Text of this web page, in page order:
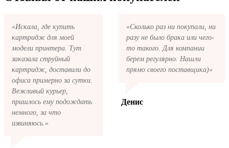
электронную почту придёт письмо с копией
чтобы оформить доставку. Если вы не
получили письмо с копией заказа,
пожалуйста, свяжитесь с нами через сервис
обратная связь, или позвоните.
«Искала, где купить
картридж для моей
модели принтера. Тут
заказала струйный
картридж, доставили до
офиса примерно за сутки.
Вежливый курьер,
пришлось ему подождать
немного, за что
извиняюсь.»
«Сколько раз ни покупали, ни
разу не было брака или чего-
то такого. Для компании
берем регулярно. Нашли
прямо своего поставщика)»
Денис